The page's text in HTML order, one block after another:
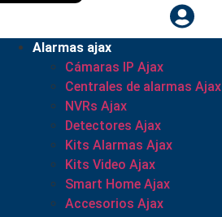
Alarmas ajax
Cámaras IP Ajax
Centrales de alarmas Ajax
NVRs Ajax
Detectores Ajax
Kits Alarmas Ajax
Kits Video Ajax
Smart Home Ajax
Accesorios Ajax